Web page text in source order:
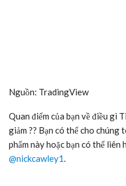
Nguồn: TradingView
Quan điểm của bạn về điều gì
giảm ?? Bạn có thể cho chúng
phẩm này hoặc bạn có thể
@nickcawley1.